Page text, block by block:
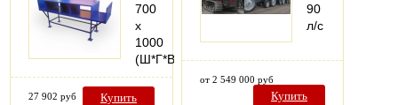
700
х
1000
(Ш*Г*В)
27 902 руб Купить
90
л/с
от 2 549 000 руб
Купить